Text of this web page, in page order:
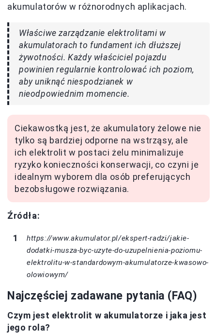
akumulatorów w różnorodnych aplikacjach.
Właściwe zarządzanie elektrolitami w
akumulatorach to fundament ich dłuższej
żywotności. Każdy właściciel pojazdu
powinien regularnie kontrolować ich poziom,
aby uniknąć niespodzianek w
nieodpowiednim momencie.
Ciekawostką jest, że akumulatory żelowe nie
tylko są bardziej odporne na wstrząsy, ale
ich elektrolit w postaci żelu minimalizuje
ryzyko konieczności konserwacji, co czyni je
idealnym wyborem dla osób preferujących
bezobsługowe rozwiązania.
Źródła:
https://www.akumulator.pl/ekspert-radzi/jakie-
dodatki-musza-byc-uzyte-do-uzupelnienia-poziomu-
elektrolitu-w-standardowym-akumulatorze-kwasowo-
olowiowym/
Najczęściej zadawane pytania (FAQ)
Czym jest elektrolit w akumulatorze i jaka jest
jego rola?